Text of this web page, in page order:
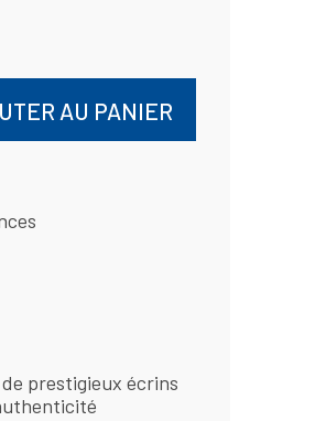
AU PANIER
prestigieux écrins